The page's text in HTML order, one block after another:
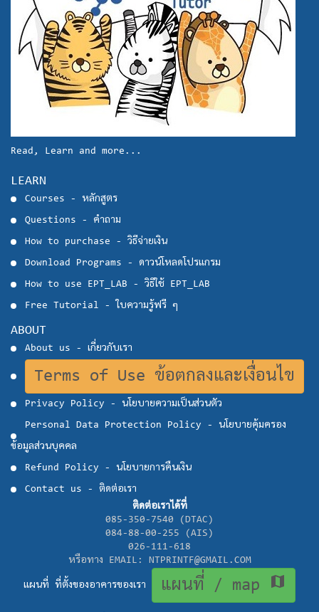
Read, Learn and more...
LEARN
Courses - หลักสูตร
Questions - คำถาม
How to purchase - วิธีจ่ายเงิน
Download Programs - ดาวน์โหลดโปรแกรม
How to use EPT_LAB - วิธีใช้ EPT_LAB
Free Tutorial - ใบความรู้ฟรี ๆ
ABOUT
About us - เกี่ยวกับเรา
Terms of Use ข้อตกลงและเงื่อนไข
Privacy Policy - นโยบายความเป็นส่วนตัว
Personal Data Protection Policy - นโยบายคุ้มครอง
ข้อมูลส่วนบุคคล
Refund Policy - นโยบายการคืนเงิน
Contact us - ติดต่อเรา
ติดต่อเราได้ที่
085-350-7540 (DTAC)
084-88-00-255 (AIS)
026-111-618
หรือทาง EMAIL: NTPRINTF@GMAIL.COM
แผนที่ ที่ตั้งของอาคารของเรา แผนที่ / map map